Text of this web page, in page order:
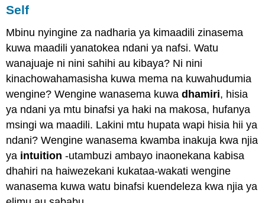
Self
Mbinu nyingine za nadharia ya kimaadili zinasema
kuwa maadili yanatokea ndani ya nafsi. Watu
wanajuaje ni nini sahihi au kibaya? Ni nini
kinachowahamasisha kuwa mema na kuwahudumia
wengine? Wengine wanasema kuwadhamiri, hisia
ya ndani ya mtu binafsi ya haki na makosa, hufanya
msingi wa maadili. Lakini mtu hupata wapi hisia hii ya
ndani? Wengine wanasema kwamba inakuja kwa njia
ya intuition -utambuzi ambayo inaonekana kabisa
dhahiri na haiwezekani kukataa-wakati wengine
wanasema kuwa watu binafsi kuendeleza kwa njia ya